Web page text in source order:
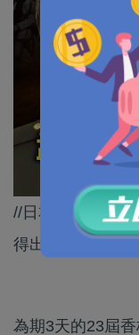
//日本做咁多小
得出，全國多地
為期3天的23屆